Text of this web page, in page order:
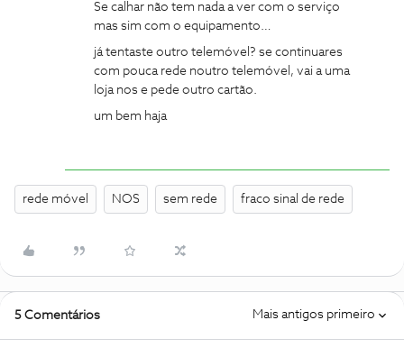
Se calhar não tem nada a ver com o serviço
mas sim com o equipamento…
já tentaste outro telemóvel? se continuares
com pouca rede noutro telemóvel, vai a uma
loja nos e pede outro cartão.
um bem haja
rede móvel NOS sem rede fraco sinal de rede
5 Comentários Mais antigos primeiro